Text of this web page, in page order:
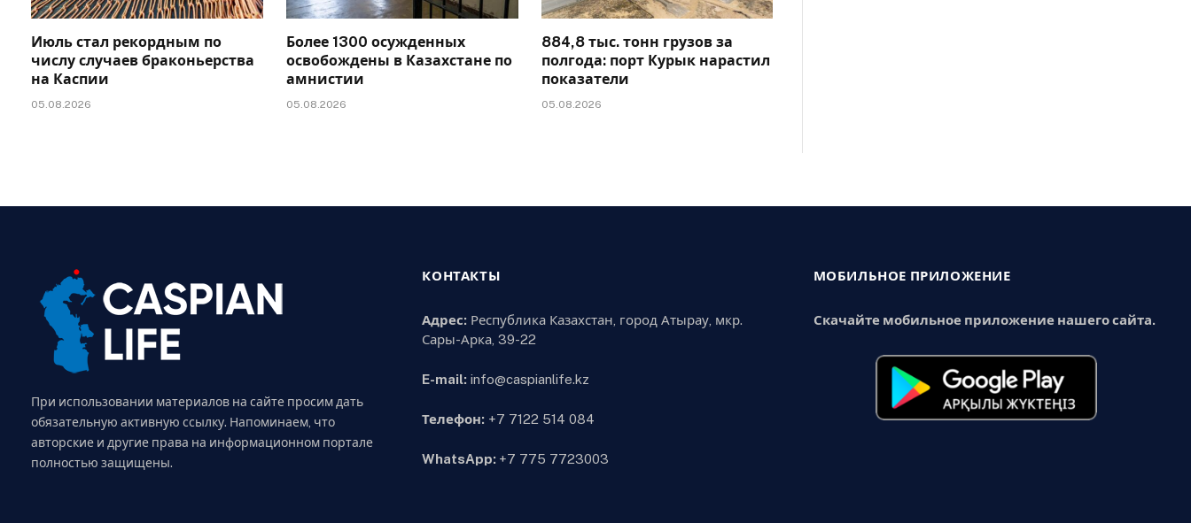
Июль стал рекордным по
числу случаев браконьерства
на Каспии
05.08.2026
Более 1300 осужденных
освобождены в Казахстане по
амнистии
05.08.2026
884,8 тыс. тонн грузов за
полгода: порт Курык нарастил
показатели
05.08.2026
При использовании материалов на сайте просим дать
обязательную активную ссылку. Напоминаем, что
авторские и другие права на информационном портале
полностью защищены.
КОНТАКТЫ
Адрес: Республика Казахстан, город Атырау, мкр.
Сары-Арка, 39-22
E-mail: info@caspianlife.kz
Телефон: +7 7122 514 084
WhatsApp: +7 775 7723003
МОБИЛЬНОЕ ПРИЛОЖЕНИЕ
Скачайте мобильное приложение нашего сайта.